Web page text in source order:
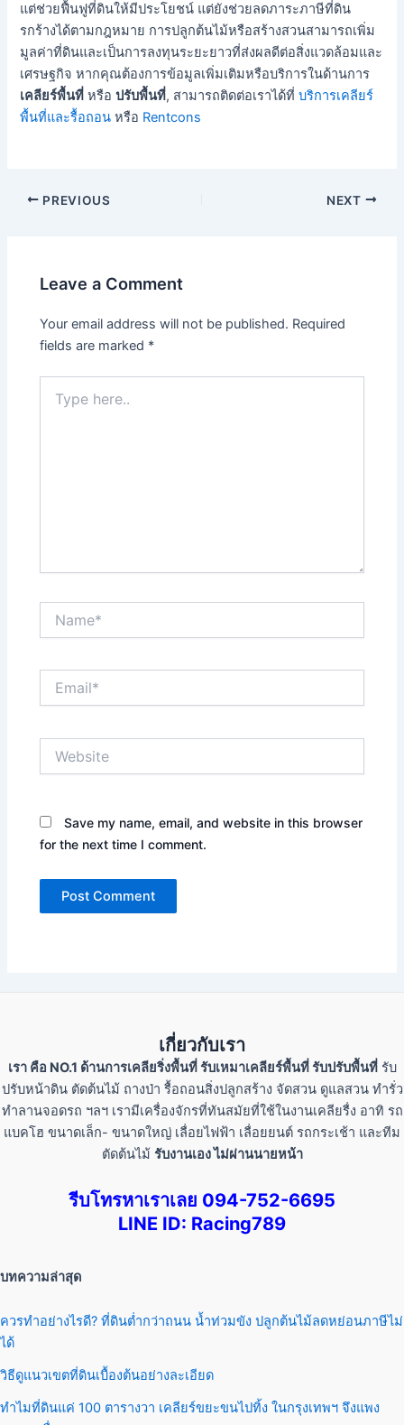
แต่ช่วยฟื้นฟูที่ดินให้มีประโยชน์ แต่ยังช่วยลดภาระภาษีที่ดิน
รกร้างได้ตามกฎหมาย การปลูกต้นไม้หรือสร้างสวนสามารถเพิ่ม
มูลค่าที่ดินและเป็นการลงทุนระยะยาวที่ส่งผลดีต่อสิ่งแวดล้อมและ
เศรษฐกิจ หากคุณต้องการข้อมูลเพิ่มเติมหรือบริการในด้านการ
เคลียร์พื้นที่ หรือปรับพื้นที่, สามารถติดต่อเราได้ที่บริการเคลียร์
พื้นที่และรื้อถอน หรือ Rentcons
PREVIOUS NEXT
Leave a Comment
Your email address will not be published. Required
fields are marked *
here..
Save my name, email, and website in this browser
for the next time I comment.
เกี่ยวกับเรา
เรา คือ NO.1 ด้านการเคลียริ่งพื้นที่ รับเหมาเคลียร์พื้นที่ รับปรับพื้นที่รับ
ปรับหน้าดิน ตัดต้นไม้ ถางป่า รื้อถอนสิ่งปลูกสร้าง จัดสวน ดูแลสวน ทำรั่ว
ทำลานจอดรถ ฯลฯ เรามีเครื่องจักรที่ทันสมัยที่ใช้ในงานเคลียรื่ง อาทิ รถ
แบคโฮ ขนาดเล็ก- ขนาดใหญ่ เลื่อยไฟฟ้า เลื่อยยนต์ รถกระเช้า และทีม
ตัดต้นไม้ รับงานเอง ไม่ผ่านนายหน้า
รีบโทรหาเราเลย 094-752-6695
LINE ID: Racing789
บทความล่าสุด
ควรทำอย่างไรดี? ที่ดินต่ำกว่าถนน น้ำท่วมขัง ปลูกต้นไม้ลดหย่อนภาษีไม่
ได้
วิธีดูแนวเขตที่ดินเบื้องต้นอย่างละเอียด
ทำไมที่ดินแค่ 100 ตารางวา เคลียร์ขยะขนไปทิ้ง ในกรุงเทพฯ จึงแพง